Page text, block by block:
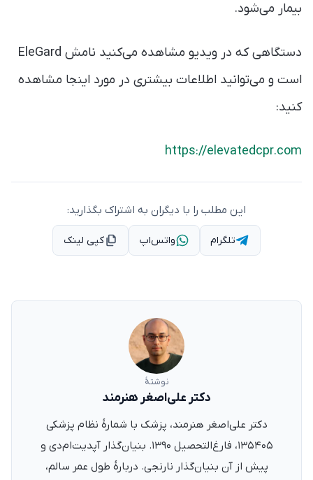
بیمار می‌شود.
دستگاهی که در ویدیو مشاهده می‌کنید نامش EleGard
است و می‌توانید اطلاعات بیشتری در مورد اینجا مشاهده
کنید:
https://elevatedcpr.com
این مطلب را با دیگران به اشتراک بگذارید:
تلگرام واتس‌اپ کپی لینک
نوشتهٔ
دکتر علی‌اصغر هنرمند
دکتر علی‌اصغر هنرمند، پزشک با شمارهٔ نظام پزشکی
۱۳۵۴۰۵، فارغ‌التحصیل ۱۳۹۰. بنیان‌گذار آپدیت‌ام‌دی و
پیش از آن بنیان‌گذار نارنجی. دربارهٔ طول عمر سالم،